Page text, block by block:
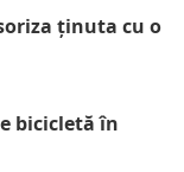
ținuta cu o
bicicletă în